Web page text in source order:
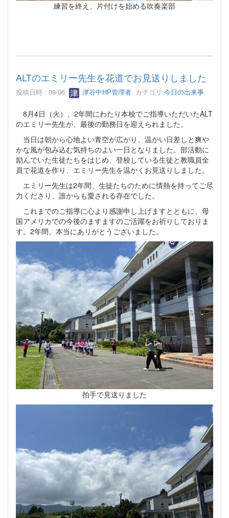
練習を終え、片付けを始める吹奏楽部
ALTのエミリー先生を花道でお見送りしました
投稿日時 : 08/06 津谷中HP管理者 カテゴリ:今日の出来事
8月4日（火）、2年間にわたり本校でご指導いただいたALT
のエミリー先生が、最後の勤務日を迎えられました。
当日は朝から心地よい青空が広がり、温かい日差しと爽や
かな風が包み込む気持ちのよい一日となりました。部活動に
励んでいた生徒たちをはじめ、登校している生徒と教職員全
員で花道を作り、エミリー先生を温かくお見送りしました。
エミリー先生は2年間、生徒たちのために情熱を持ってご尽
力くださり、誰からも愛される存在でした。
これまでのご指導に心より感謝申し上げますとともに、母
国アメリカでの今後のますますのご活躍をお祈りしておりま
す。2年間、本当にありがとうございました。
拍手で見送りました